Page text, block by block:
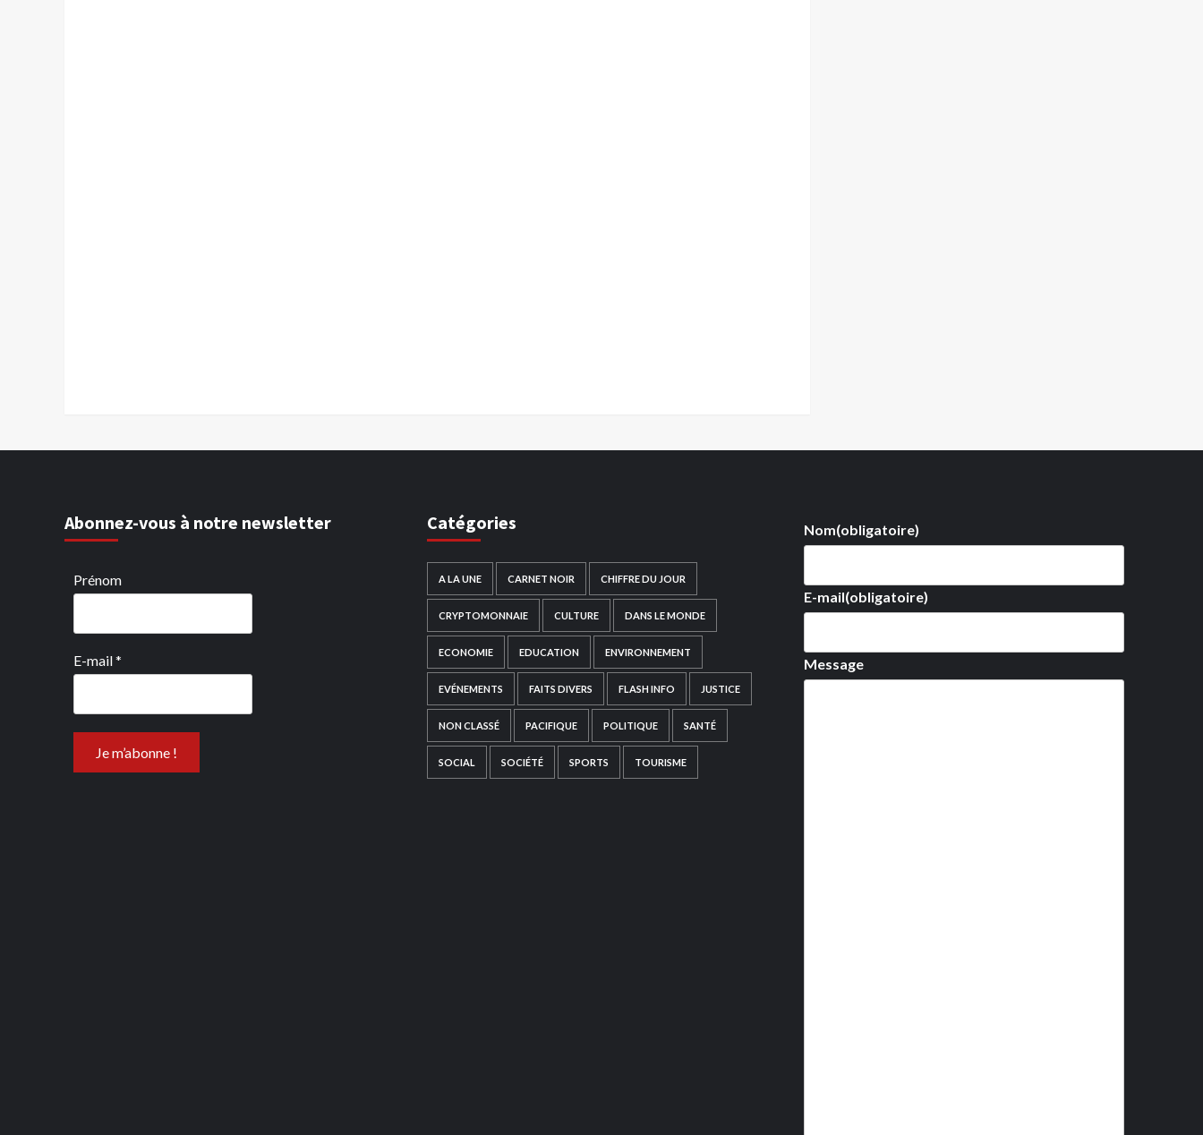
Abonnez-vous à notre newsletter
Prénom
E-mail*
Catégories
A LA UNE CARNET NOIR CHIFFRE DU JOUR
CRYPTOMONNAIE CULTURE DANS LE MONDE
ECONOMIE EDUCATION ENVIRONNEMENT
EVÉNEMENTS FAITS DIVERS FLASH INFO JUSTICE
NON CLASSÉ PACIFIQUE POLITIQUE SANTÉ
SOCIAL SOCIÉTÉ SPORTS TOURISME
Nom(obligatoire)
E-mail(obligatoire)
Message